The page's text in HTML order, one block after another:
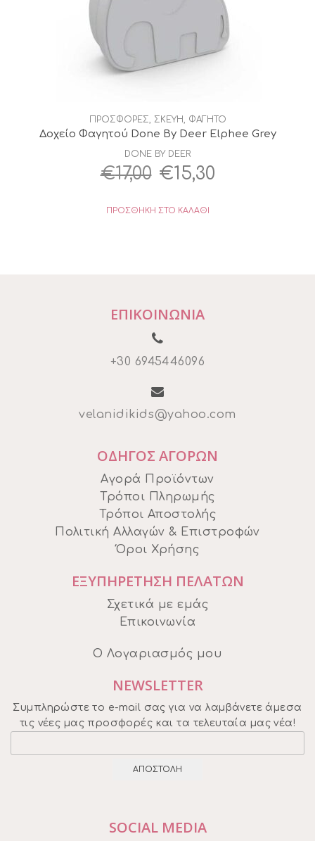
ΠΡΟΣΦΟΡΕΣ, ΣΚΕΥΗ, ΦΑΓΗΤΟ
Δοχείο Φαγητού Done By Deer Elphee Grey
DONE BY DEER
€17,00 Original
€15,30Η
ΠΡΟΣΘΉΚΗ ΣΤΟ ΚΑΛΆΘΙ
ΕΠΙΚΟΙΝΩΝΙΑ
+30 6945446096
velanidikids@yahoo.com
ΟΔΗΓΟΣ ΑΓΟΡΩΝ
Αγορά Προϊόντων
Τρόποι Πληρωμής
Τρόποι Αποστολής
Πολιτική Αλλαγών & Επιστροφών
Όροι Χρήσης
ΕΞΥΠΗΡΕΤΗΣΗ ΠΕΛΑΤΩΝ
Σχετικά με εμάς
Επικοινωνία
Ο Λογαριασμός μου
NEWSLETTER
Συμπληρώστε το e-mail σας για να λαμβάνετε άμεσα
τις νέες μας προσφορές και τα τελευταία μας νέα!
SOCIAL MEDIA